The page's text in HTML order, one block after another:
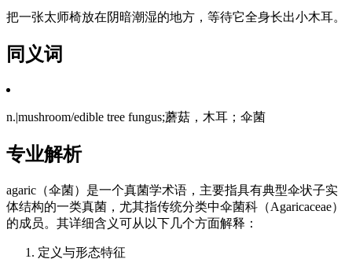
把一张太师椅放在阴暗潮湿的地方，等待它全身长出小木耳。
同义词
n.|mushroom/edible tree fungus;蘑菇，木耳；伞菌
专业解析
agaric（伞菌）是一个真菌学术语，主要指具有典型伞状子实
体结构的一类真菌，尤其指传统分类中伞菌科（Agaricaceae）
的成员。其详细含义可从以下几个方面解释：
定义与形态特征